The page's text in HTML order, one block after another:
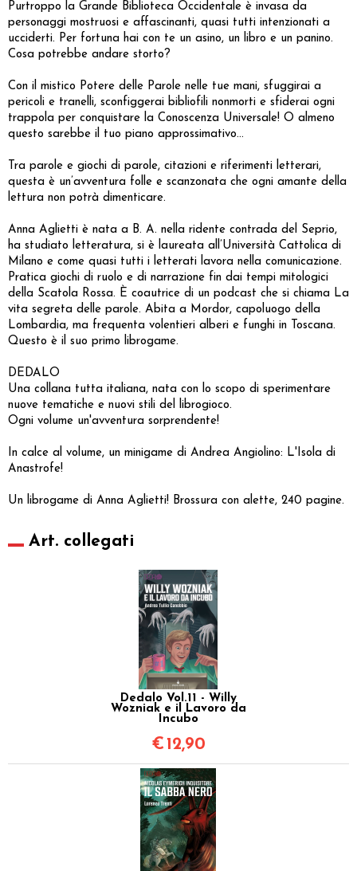
Purtroppo la Grande Biblioteca Occidentale è invasa da
personaggi mostruosi e affascinanti, quasi tutti intenzionati a
ucciderti. Per fortuna hai con te un asino, un libro e un panino.
Cosa potrebbe andare storto?
Con il mistico Potere delle Parole nelle tue mani, sfuggirai a
pericoli e tranelli, sconfiggerai bibliofili nonmorti e sfiderai ogni
trappola per conquistare la Conoscenza Universale! O almeno
questo sarebbe il tuo piano approssimativo...
Tra parole e giochi di parole, citazioni e riferimenti letterari,
questa è un’avventura folle e scanzonata che ogni amante della
lettura non potrà dimenticare.
Anna Aglietti è nata a B. A. nella ridente contrada del Seprio,
ha studiato letteratura, si è laureata all’Università Cattolica di
Milano e come quasi tutti i letterati lavora nella comunicazione.
Pratica giochi di ruolo e di narrazione fin dai tempi mitologici
della Scatola Rossa. È coautrice di un podcast che si chiama La
vita segreta delle parole. Abita a Mordor, capoluogo della
Lombardia, ma frequenta volentieri alberi e funghi in Toscana.
Questo è il suo primo librogame.
DEDALO
Una collana tutta italiana, nata con lo scopo di sperimentare
nuove tematiche e nuovi stili del librogioco.
Ogni volume un'avventura sorprendente!
In calce al volume, un minigame di Andrea Angiolino: L'Isola di
Anastrofe!
Un librogame di Anna Aglietti! Brossura con alette, 240 pagine.
Art. collegati
Dedalo Vol.11 - Willy
Wozniak e il Lavoro da
Incubo
€ 12,90